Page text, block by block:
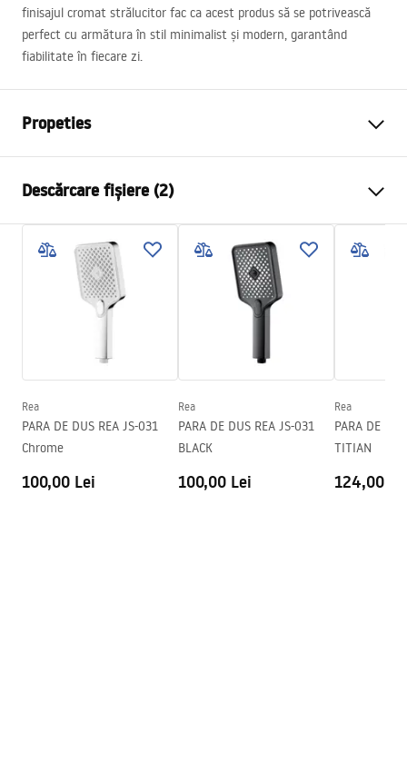
finisajul cromat strălucitor fac ca acest produs să se potrivească
perfect cu armătura în stil minimalist și modern, garantând
fiabilitate în fiecare zi.
Propeties
Material
Metodă de montaj
Cu șuruburi
Latime
110mm
mm
Descărcare fișiere (2)
Pielęgnacja
Pielęgnacja.pdf
Warranty_Terms_and_Conditions_Accessories_-_24.pdf
Rea
PARA DE DUS REA JS-031
Chrome
100,00 Lei
Rea
PARA DE DUS REA JS-031
BLACK
100,00 Lei
Rea
PARA DE
TITIAN
124,00